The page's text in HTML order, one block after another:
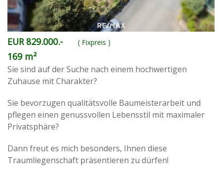
EUR 829.000.- ( Fixpreis )
169 m²
Sie sind auf der Suche nach einem hochwertigen
Zuhause mit Charakter?
Sie bevorzugen qualitätsvolle Baumeisterarbeit und
pflegen einen genussvollen Lebensstil mit maximaler
Privatsphäre?
Dann freut es mich besonders, Ihnen diese
Traumliegenschaft präsentieren zu dürfen!